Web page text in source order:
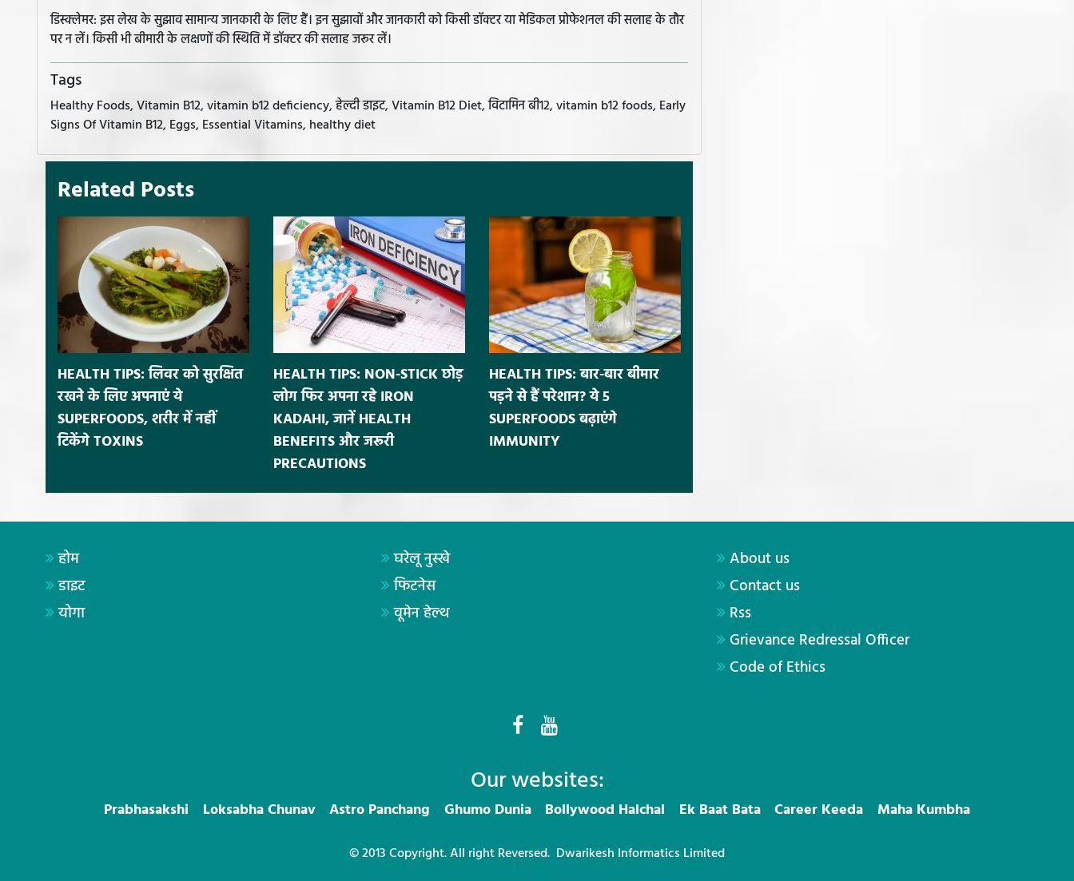
डिस्क्लेमर: इस लेख के सुझाव सामान्य जानकारी के लिए हैं। इन सुझावों और जानकारी को किसी डॉक्टर या मेडिकल प्रोफेशनल की सलाह के तौर
पर न लें। किसी भी बीमारी के लक्षणों की स्थिति में डॉक्टर की सलाह जरूर लें।
Tags
Healthy Foods, Vitamin B12, vitamin b12 deficiency, हेल्दी डाइट, Vitamin B12 Diet, विटामिन बी12, vitamin b12 foods, Early
Signs Of Vitamin B12, Eggs, Essential Vitamins, healthy diet
Related Posts
HEALTH TIPS: लिवर को सुरक्षित
रखने के लिए अपनाएं ये
SUPERFOODS, शरीर में नहीं
टिकेंगे TOXINS
HEALTH TIPS: NON-STICK छोड़
लोग फिर अपना रहे IRON
KADAHI, जानें HEALTH
BENEFITS और जरूरी
PRECAUTIONS
HEALTH TIPS: बार-बार बीमार
पड़ने से हैं परेशान? ये 5
SUPERFOODS बढ़ाएंगे
IMMUNITY
होम
डाइट
योगा
घरेलू नुस्खे
फिटनेस
वूमेन हेल्थ
About us
Contact us
Rss
Grievance Redressal Officer
Code of Ethics
Our websites:
Prabhasakshi Loksabha Chunav Astro Panchang Ghumo Dunia Bollywood Halchal Ek Baat Bata Career Keeda Maha Kumbha
© 2013 Copyright. All right Reversed. Dwarikesh Informatics Limited